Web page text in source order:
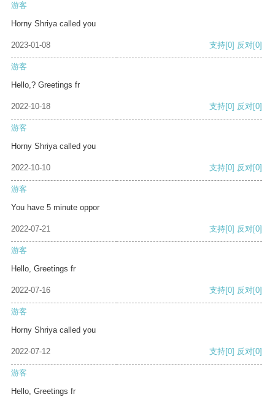
游客
Horny Shriya called you
2023-01-08 支持[0] 反对[0]
游客
Hello,? Greetings fr
2022-10-18 支持[0] 反对[0]
游客
Horny Shriya called you
2022-10-10 支持[0] 反对[0]
游客
You have 5 minute oppor
2022-07-21 支持[0] 反对[0]
游客
Hello, Greetings fr
2022-07-16 支持[0] 反对[0]
游客
Horny Shriya called you
2022-07-12 支持[0] 反对[0]
游客
Hello, Greetings fr